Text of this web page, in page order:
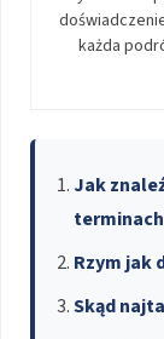
każda
Jak
Rzym jak
Skąd